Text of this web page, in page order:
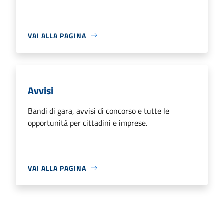
VAI ALLA PAGINA
Avvisi
Bandi di gara, avvisi di concorso e tutte le
opportunità per cittadini e imprese.
VAI ALLA PAGINA